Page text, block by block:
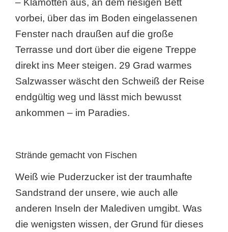
– Klamotten aus, an dem riesigen Bett
vorbei, über das im Boden eingelassenen
Fenster nach draußen auf die große
Terrasse und dort über die eigene Treppe
direkt ins Meer steigen. 29 Grad warmes
Salzwasser wäscht den Schweiß der Reise
endgültig weg und lässt mich bewusst
ankommen – im Paradies.
Strände gemacht von Fischen
Weiß wie Puderzucker ist der traumhafte
Sandstrand der unsere, wie auch alle
anderen Inseln der Malediven umgibt. Was
die wenigsten wissen, der Grund für dieses